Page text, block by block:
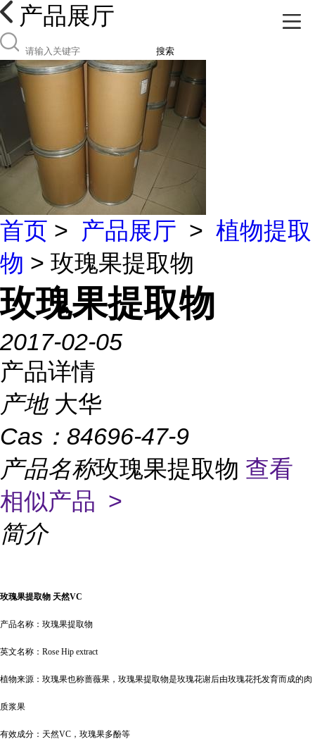
产品展厅
搜索
首页 > 产品展厅 > 植物提取
物 > 玫瑰果提取物
玫瑰果提取物
2017-02-05
产品详情
产地 大华
Cas： 84696-47-9
产品名称玫瑰果提取物 查看
相似产品 >
简介
玫瑰果提取物 天然VC
产品名称：玫瑰果提取物
英文名称： Rose Hip extract
植物来源：玫瑰果也称蔷薇果，玫瑰果提取物是玫瑰花谢后由玫瑰花托发育而成的肉
质浆果
有效成分：天然VC ，玫瑰果多酚等